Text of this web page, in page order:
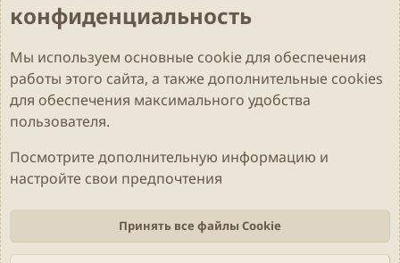
Cookies Darkdale - Основа [v.2.3.2 rc1] 🔥
Русский (RU)
Обратная связь
Условия и правила
Политика конфиденциальности
Помощь
R
ЛокализацияLiaNdrY
конфиденциальность
Мы используем основные cookieдля обеспечения
работы этого сайта, а также дополнительные cookies
для обеспечения максимального удобства
пользователя.
Посмотрите дополнительную информацию и
настройте свои предпочтения
Принять все файлы Cookie